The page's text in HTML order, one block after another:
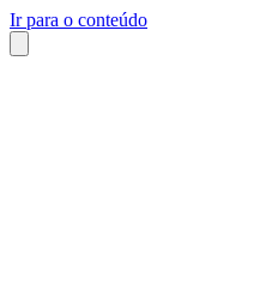
Ir para o conteúdo